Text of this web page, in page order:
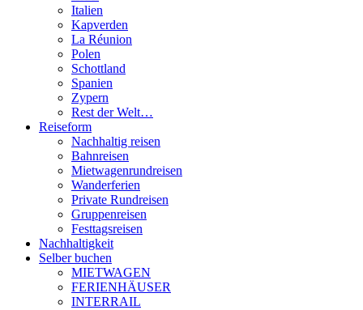
Italien
Kapverden
La Réunion
Polen
Schottland
Spanien
Zypern
Rest der Welt…
Reiseform
Nachhaltig reisen
Bahnreisen
Mietwagenrundreisen
Wanderferien
Private Rundreisen
Gruppenreisen
Festtagsreisen
Nachhaltigkeit
Selber buchen
MIETWAGEN
FERIENHÄUSER
INTERRAIL